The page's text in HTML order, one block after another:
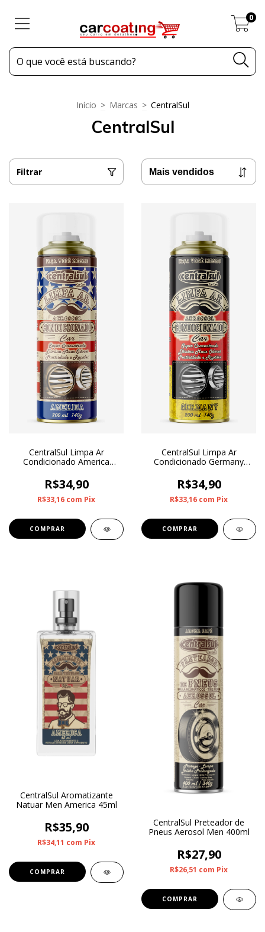
0
Início > Marcas > CentralSul
CentralSul
Filtrar
CentralSul Limpa Ar
Condicionado America
R$34,90
R$33,16 com Pix
CentralSul Limpa Ar
Condicionado Germany
R$34,90
R$33,16 com Pix
CentralSul Aromatizante
Natuar Men America 45ml
R$35,90
R$34,11 com Pix
CentralSul Preteador de
Pneus Aerosol Men 400ml
R$27,90
R$26,51 com Pix